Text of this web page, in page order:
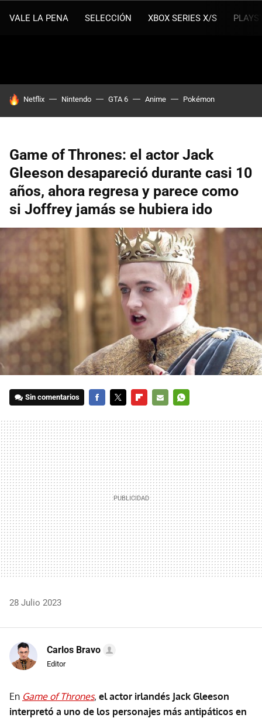
VALE LA PENA SELECCIÓN XBOX SERIES X/S
HOY SE HABLA DE
Netflix Nintendo GTA 6 Anime Pokémon
Game of Thrones: el actor Jack
Gleeson desapareció durante casi 10
años, ahora regresa y parece como
si Joffrey jamás se hubiera ido
Sin comentarios
MAIL
28 Julio 2023
Carlos Bravo
Editor
En Game of Thrones, el actor irlandés Jack Gleeson
interpretó a uno de los personajes más antipáticos en